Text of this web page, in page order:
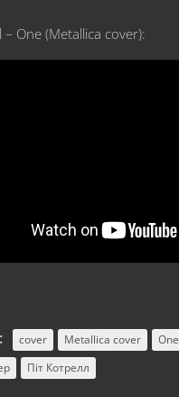
– One (Metallica cover):
cover Metallica cover One
Піт Котрелл